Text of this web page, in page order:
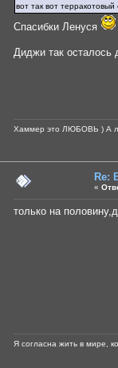
вот так вот
Спасибки Ленуся
Диджи так осталось
Хаммер это ЛЮБОВЬ ) А
Re:
«
только на
Я согласна жить в мире,